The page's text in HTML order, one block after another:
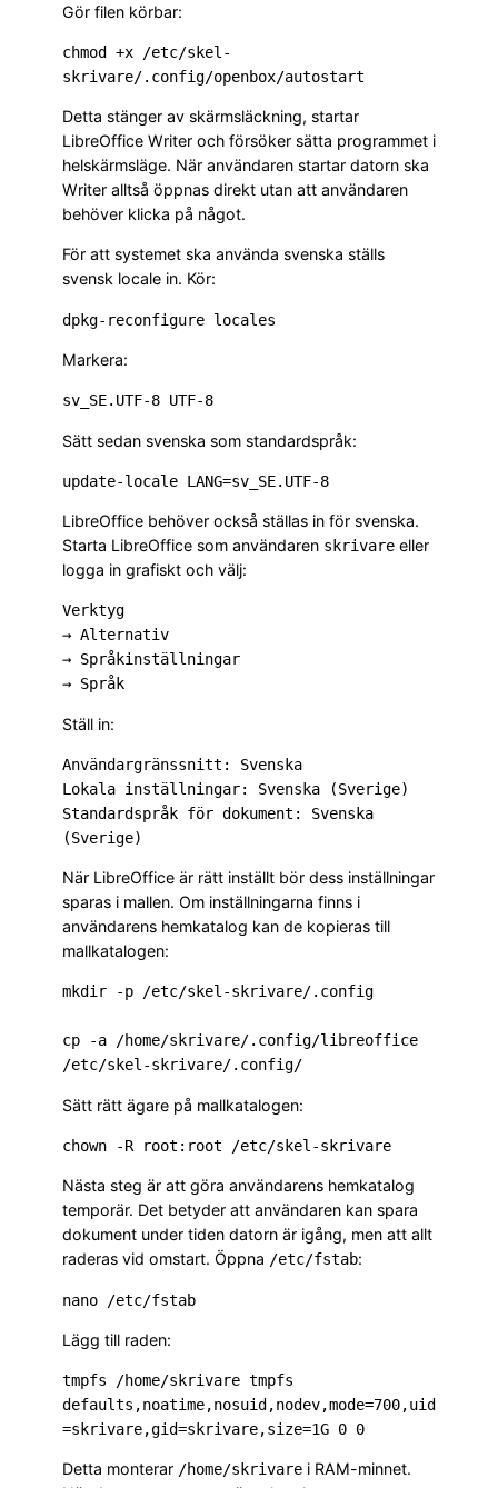
Gör filen körbar:
chmod +x /etc/skel-
Detta stänger av skärmsläckning, startar
LibreOffice Writer och försöker sätta programmet i
helskärmsläge. När användaren startar datorn ska
Writer alltså öppnas direkt utan att användaren
behöver klicka på något.
För att systemet ska använda svenska ställs
svensk locale in. Kör:
Markera:
Sätt sedan svenska som standardspråk:
LibreOffice behöver också ställas in för svenska.
Starta LibreOffice som användaren skrivare eller
logga in grafiskt och välj:
Verktyg
→ Alternativ
→ Språkinställningar
Ställ in:
Användargränssnitt: Svenska
Lokala inställningar: Svenska (Sverige)
Standardspråk för dokument: Svenska
När LibreOffice är rätt inställt bör dess inställningar
sparas i mallen. Om inställningarna finns i
användarens hemkatalog kan de kopieras till
mallkatalogen:
mkdir -p /etc/skel-skrivare/.config
cp -a /home/skrivare/.config/libreoffice
Sätt rätt ägare på mallkatalogen:
Nästa steg är att göra användarens hemkatalog
temporär. Det betyder att användaren kan spara
dokument under tiden datorn är igång, men att allt
raderas vid omstart. Öppna /etc/fstab:
Lägg till raden:
tmpfs /home/skrivare tmpfs
defaults,noatime,nosuid,nodev,mode=700,uid
Detta monterar /home/skrivare i RAM-minnet.